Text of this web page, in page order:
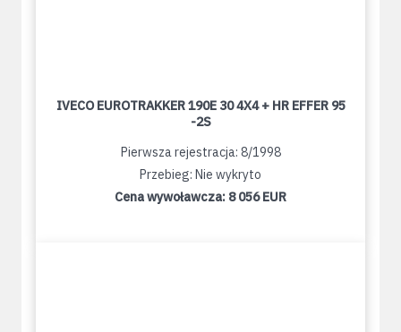
IVECO EUROTRAKKER 190E 30 4X4 + HR EFFER 95
-2S
Pierwsza rejestracja: 8/1998
Przebieg: Nie wykryto
Cena wywoławcza: 8 056 EUR